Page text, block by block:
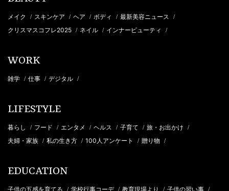
メイク / スキンケア / ヘア / ボディ / 最新美容ニュース /
クリスマスコフレ2025 / ネイル / インナービューティ /
WORK
雑学 / 仕事 / デジタル /
LIFESTYLE
暮らし / フード / エンタメ / ヘルス / 子育て / 旅・お出かけ /
夫婦・家族 / 私の生き方 / 100人アンケート / 贈り物 /
EDUCATION
子供の五感を育てる / 学校行事コーデ / 教育現場より / 子供の習い事 /